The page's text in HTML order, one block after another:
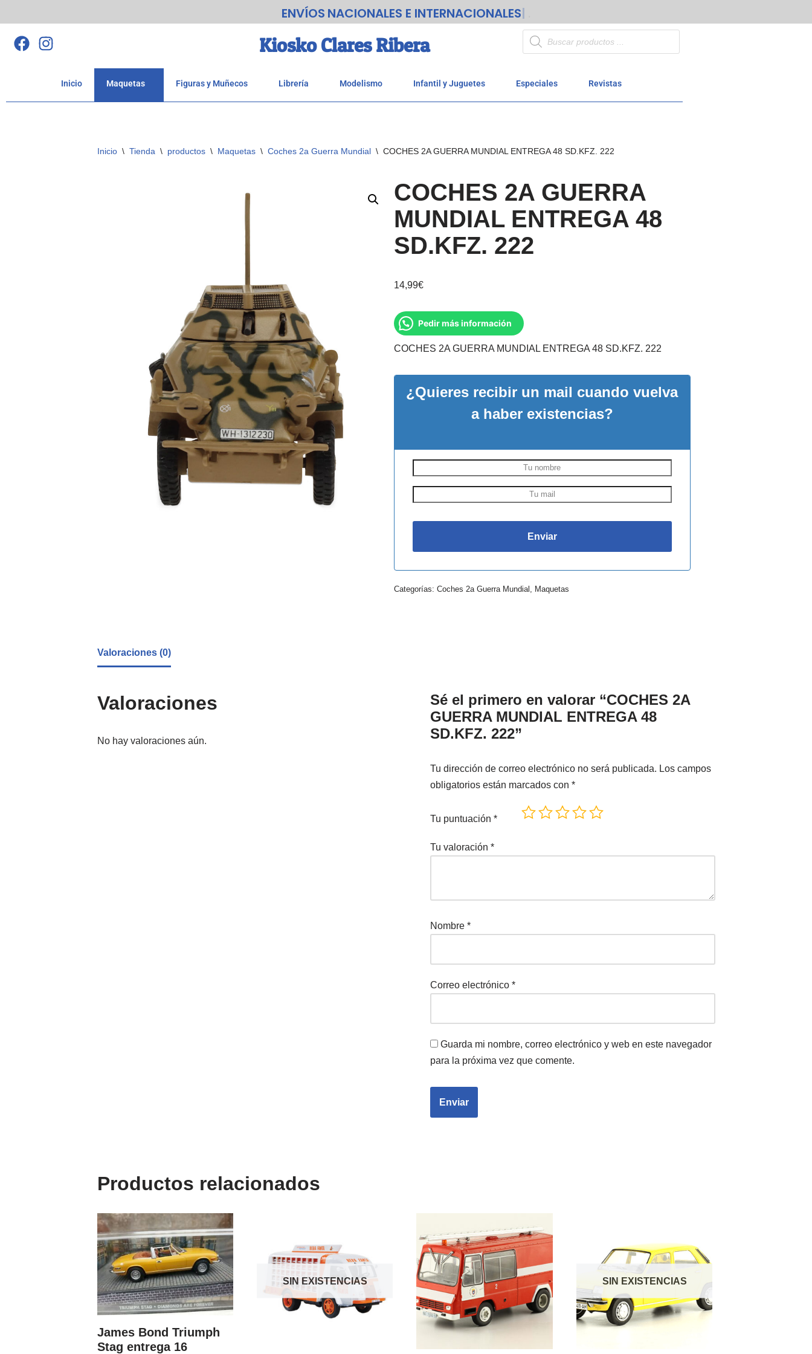
Saltar
al
ENVÍOS NACIONALES E INTERNACIONALES
Kiosko Clares Ribera
Inicio Maquetas Figuras y Muñecos Librería Modelismo Infantil y Juguetes Especiales Revistas
Inicio \ Tienda \ productos \ Maquetas \ Coches 2a Guerra Mundial \ COCHES 2A GUERRA MUNDIAL ENTREGA 48 SD.KFZ. 222
COCHES 2A GUERRA
MUNDIAL ENTREGA 48
SD.KFZ. 222
14,99€
Pedir más información
COCHES 2A GUERRA MUNDIAL ENTREGA 48 SD.KFZ. 222
¿Quieres recibir un mail cuando vuelva
a haber existencias?
Categorías: Coches 2a Guerra Mundial Maquetas
Valoraciones (0)
Valoraciones
No hay valoraciones aún.
Sé el primero en valorar “COCHES 2A
GUERRA MUNDIAL ENTREGA 48
SD.KFZ. 222”
Tu dirección de correo electrónico no será publicada. Los campos
obligatorios están marcados con *
Tu puntuación *
Tu valoración *
Nombre *
Correo electrónico *
Guarda mi nombre, correo electrónico y web en este navegador
para la próxima vez que comente.
Productos relacionados
James Bond Triumph
Stag entrega 16
SIN EXISTENCIAS SIN EXISTENCIAS